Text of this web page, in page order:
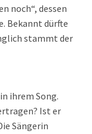
noch“, dessen
Bekannt dürfte
stammt der
ihrem Song.
Ist er
Sängerin